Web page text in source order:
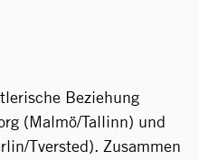
Beziehung
(Malmö/Tallinn) und
Tversted). Zusammen